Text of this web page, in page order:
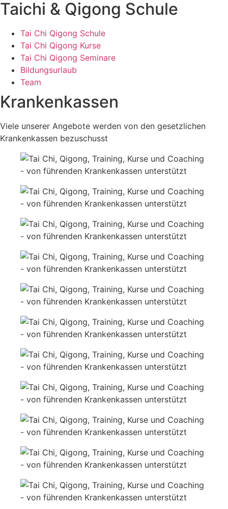
Taichi & Qigong Schule
Tai Chi Qigong Schule
Tai Chi Qigong Kurse
Tai Chi Qigong Seminare
Bildungsurlaub
Team
Krankenkassen
Viele unserer Angebote werden von den gesetzlichen
Krankenkassen bezuschusst